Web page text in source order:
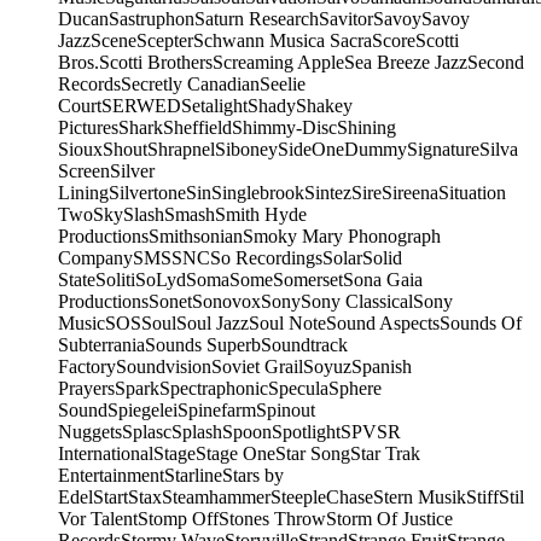
DucanSastruphonSaturn ResearchSavitorSavoySavoy
JazzSceneScepterSchwann Musica SacraScoreScotti
Bros.Scotti BrothersScreaming AppleSea Breeze JazzSecond
RecordsSecretly CanadianSeelie
CourtSERWEDSetalightShadyShakey
PicturesSharkSheffieldShimmy-DiscShining
SiouxShoutShrapnelSiboneySideOneDummySignatureSilva
ScreenSilver
LiningSilvertoneSinSinglebrookSintezSireSireenaSituation
TwoSkySlashSmashSmith Hyde
ProductionsSmithsonianSmoky Mary Phonograph
CompanySMSSNCSo RecordingsSolarSolid
StateSolitiSoLydSomaSomeSomersetSona Gaia
ProductionsSonetSonovoxSonySony ClassicalSony
MusicSOSSoulSoul JazzSoul NoteSound AspectsSounds Of
SubterraniaSounds SuperbSoundtrack
FactorySoundvisionSoviet GrailSoyuzSpanish
PrayersSparkSpectraphonicSpeculaSphere
SoundSpiegeleiSpinefarmSpinout
NuggetsSplascSplashSpoonSpotlightSPVSR
InternationalStageStage OneStar SongStar Trak
EntertainmentStarlineStars by
EdelStartStaxSteamhammerSteepleChaseStern MusikStiffStil
Vor TalentStomp OffStones ThrowStorm Of Justice